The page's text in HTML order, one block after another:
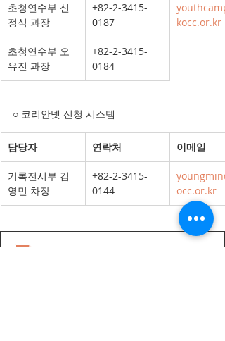
초청연수부 신
정식 과장
+82-2-3415-
0187
kocc.or.kr
초청연수부 오
유진 과장
+82-2-3415-
0184
○ 코리안넷 신청 시스템
담당자 연락처 이메일
기록전시부 김
영민 차장
+82-2-3415-
0144
occ.or.kr